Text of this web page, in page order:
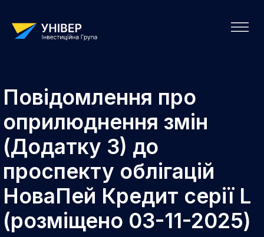
Повідомлення про
оприлюднення змін
(Додатку 3) до
проспекту облігацій
НоваПей Кредит серії L
(розміщено 03-11-2025)